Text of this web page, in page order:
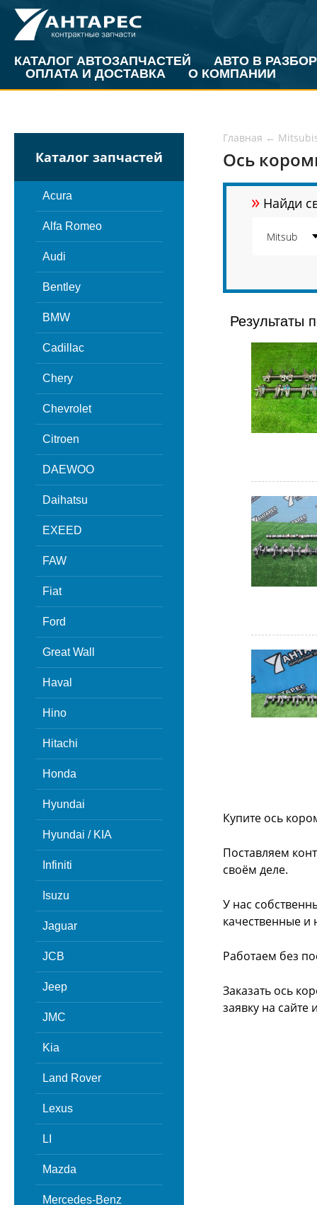
КАТАЛОГ АВТОЗАПЧАСТЕЙ
АВТО В РАЗБОР
ОПЛАТА И ДОСТАВКА
О КОМПАНИИ
Каталог запчастей
Acura
Alfa Romeo
Audi
Bentley
BMW
Cadillac
Chery
Chevrolet
Citroen
DAEWOO
Daihatsu
EXEED
FAW
Fiat
Ford
Great Wall
Haval
Hino
Hitachi
Honda
Hyundai
Hyundai / KIA
Infiniti
Isuzu
Jaguar
JCB
Jeep
JMC
Kia
Land Rover
Lexus
LI
Mazda
Mercedes-Benz
Главная ←
Ось
» Найди
Результаты
Купите ось
Поставляем
своём деле.
У нас
качественные и
Работаем без
Заказать ось
заявку на сайте